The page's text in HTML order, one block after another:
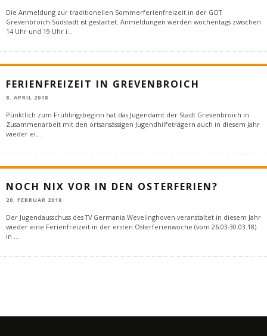
Die Anmeldung zur traditionellen Sommerferienfreizeit in der GOT
Grevenbroich-Südstadt ist gestartet. Anmeldungen werden wochentags zwischen
14 Uhr und 19 Uhr i...
FERIENFREIZEIT IN GREVENBROICH
8. APRIL 2018
Pünktlich zum Frühlingsbeginn hat das Jugendamt der Stadt Grevenbroich in
Zusammenarbeit mit den ortsansässigen Jugendhilfeträgern auch in diesem Jahr
wieder ei...
NOCH NIX VOR IN DEN OSTERFERIEN?
20. FEBRUAR 2018
Der Jugendausschuss des TV Germania Wevelinghoven veranstaltet in diesem Jahr
wieder eine Ferienfreizeit in der ersten Osterferienwoche (vom 26.03-30.03.18)
in ...